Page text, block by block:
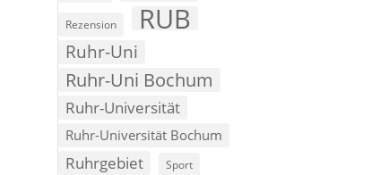
Rezension RUB
Ruhr-Uni
Ruhr-Uni Bochum
Ruhr-Universität
Ruhr-Universität Bochum
Ruhrgebiet Sport